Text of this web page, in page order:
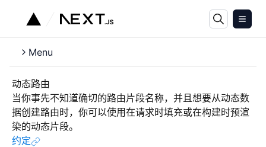
Menu
动态路由
当你事先不知道确切的路由片段名称，并且想要从动态数
据创建路由时，你可以使用在请求时填充或在构建时预渲
染的动态片段。
约定